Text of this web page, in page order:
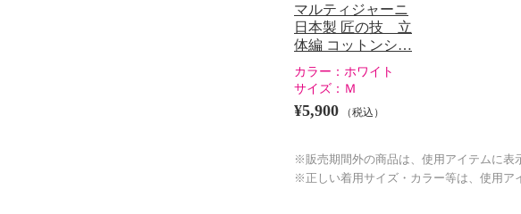
マルティジャーニ
日本製 匠の技 立
体編 コットンシ…
カラー： ホワイト
サイズ： Ｍ
¥5,900 （税込）
※販売期間外の商品は、使用アイテムに表
※正しい着用サイズ・カラー等は、使用ア